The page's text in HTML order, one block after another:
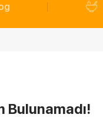
Bulunamadı!